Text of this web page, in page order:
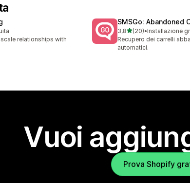
relationships with
SMSGo: Abandoned
3,8stelle su 5
(20)
20 recensioni totali
•Installazione
Recupero dei carrelli
automatici.
Vuoi
Prova Shopify